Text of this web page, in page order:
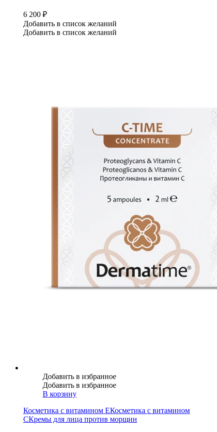
6 200 ₽
Добавить в список желаний
Добавить в список желаний
Добавить в избранное
Добавить в избранное
В корзину
Косметика с витамином ЕКосметика с витамином
СКремы для лица против морщин